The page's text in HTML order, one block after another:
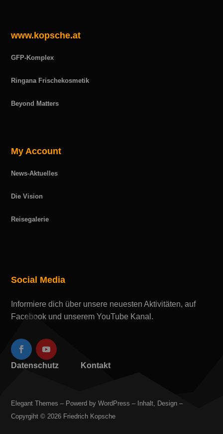
www.kopsche.at
GFP-Komplex
Ringana Frischekosmetik
Beyond Matters
My Account
News-Aktuelles
Die Vision
Reisegalerie
Social Media
Informiere dich über unsere neuesten Aktivitäten, auf
Facebook und unserem YouTube Kanal.
Datenschutz Kontakt
Elegant Themes – Powerd by WordPress – Inhalt, Design –
Copyrgiht © 2026 Friedrich Kopsche